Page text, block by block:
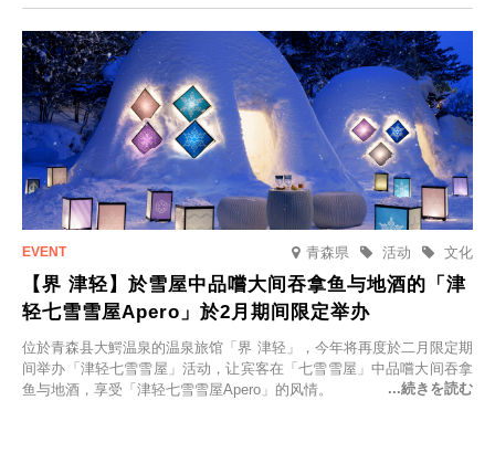
在此与重要之人共度一段难忘的特别时光。
青森県 文化
活动
【界 津轻】於雪屋中品嚐大间吞拿鱼与地酒的「津
轻七雪雪屋Apero」於2月期间限定举办
位於青森县大鰐温泉的温泉旅馆「界 津轻」，今年将再度於二月限定期
间举办「津轻七雪雪屋」活动，让宾客在「七雪雪屋」中品嚐大间吞拿
鱼与地酒，享受「津轻七雪雪屋Apero」的风情。